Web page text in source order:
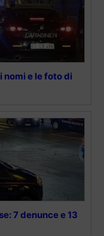
nomi e le foto di
7 denunce e 13